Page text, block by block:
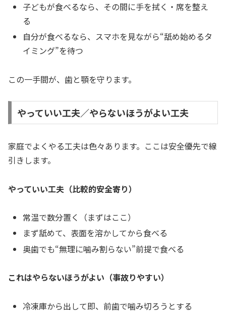
子どもが食べるなら、その間に手を拭く・席を整え
る
自分が食べるなら、スマホを見ながら“舐め始めるタ
イミング”を待つ
この一手間が、歯と顎を守ります。
やっていい工夫／やらないほうがよい工夫
家庭でよくやる工夫は色々あります。ここは安全優先で線
引きします。
やっていい工夫（比較的安全寄り）
常温で数分置く（まずはここ）
まず舐めて、表面を溶かしてから食べる
奥歯でも“無理に噛み割らない”前提で食べる
これはやらないほうがよい（事故りやすい）
冷凍庫から出して即、前歯で噛み切ろうとする